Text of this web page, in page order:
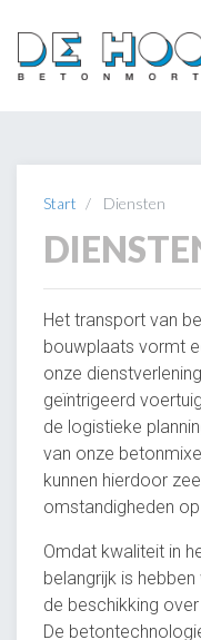
Start Diensten
Het transport van
bouwplaats vormt
onze
geïntrigeerd
de logistieke
van onze
kunnen hierdoor
omstandigheden
Omdat kwaliteit in
belangrijk is
de beschikking
De